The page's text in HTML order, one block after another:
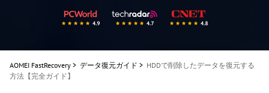
AOMEI FastRecovery > データ復元ガイド > HDDで削除したデータを復元する
方法【完全ガイド】